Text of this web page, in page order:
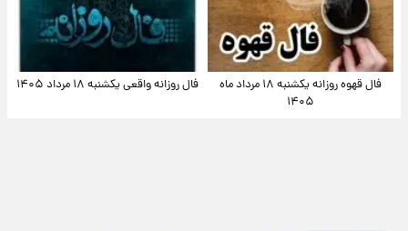
فال قهوه روزانه یکشنبه ۱۸ مرداد ماه
۱۴۰۵
فال روزانه واقعی یکشنبه ۱۸ مرداد ۱۴۰۵